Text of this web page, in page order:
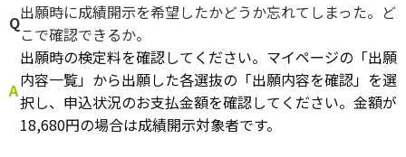
Q出願時に成績開示を希望したかどうか忘れてしまった。ど
こで確認できるか。
A
出願時の検定料を確認してください。マイページの「出願
内容一覧」から出願した各選抜の「出願内容を確認」を選
択し、申込状況のお支払金額を確認してください。金額が
18,680円の場合は成績開示対象者です。